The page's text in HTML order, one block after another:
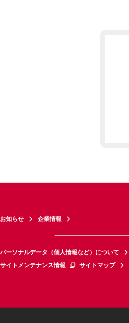
お知らせ 企業情報
パーソナルデータ（個人情報など）について
サイトメンテナンス情報
サイトマップ